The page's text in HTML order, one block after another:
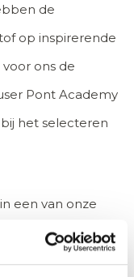
de
op inspirerende
ons de
Pont Academy
het selecteren
een van onze
(nieuwe)